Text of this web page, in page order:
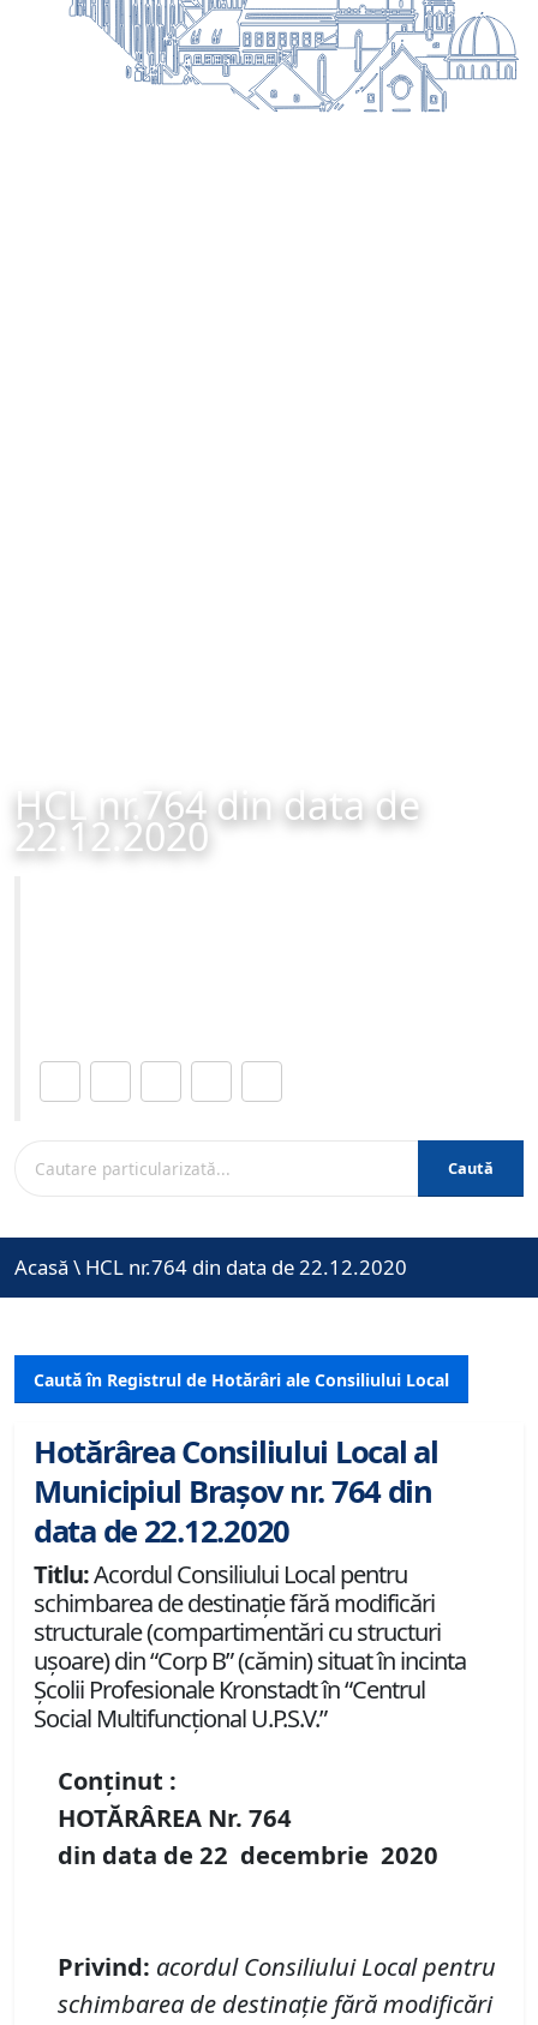
HCL nr.764 din data de
22.12.2020
Caută
Acasă \ HCL nr.764 din data de 22.12.2020
Caută în Registrul de Hotărâri ale Consiliului Local
Hotărârea Consiliului Local al
Municipiul Brașov nr. 764 din
data de 22.12.2020
Titlu:Acordul Consiliului Local pentru
schimbarea de destinație fără modificări
structurale (compartimentări cu structuri
ușoare) din “Corp B” (cămin) situat în incinta
Școlii Profesionale Kronstadt în “Centrul
Social Multifuncțional U.P.S.V.”
Conținut :
HOTĂRÂREA Nr. 764
din data de 22 decembrie 2020
Privind: acordul Consiliului Local pentru
schimbarea de destinație fără modificări